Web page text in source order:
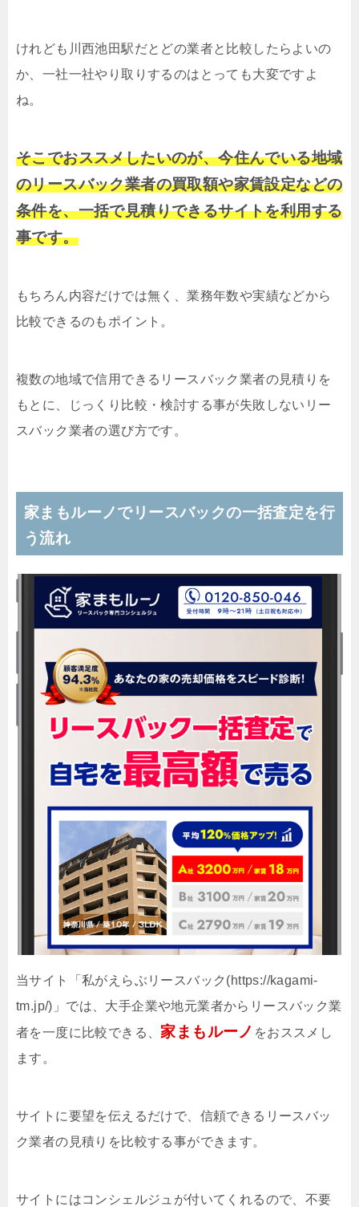
けれども川西池田駅だとどの業者と比較したらよいの
か、一社一社やり取りするのはとっても大変ですよ
ね。
そこでおススメしたいのが、今住んでいる地域
のリースバック業者の買取額や家賃設定などの
条件を、一括で見積りできるサイトを利用する
事です。
もちろん内容だけでは無く、業務年数や実績などから
比較できるのもポイント。
複数の地域で信用できるリースバック業者の見積りを
もとに、じっくり比較・検討する事が失敗しないリー
スバック業者の選び方です。
家まもルーノでリースバックの一括査定を行
う流れ
当サイト「私がえらぶリースバック(https://kagami-
tm.jp/)」では、大手企業や地元業者からリースバック業
者を一度に比較できる、家まもルーノ をおススメし
ます。
サイトに要望を伝えるだけで、信頼できるリースバッ
ク業者の見積りを比較する事ができます。
サイトにはコンシェルジュが付いてくれるので、不要